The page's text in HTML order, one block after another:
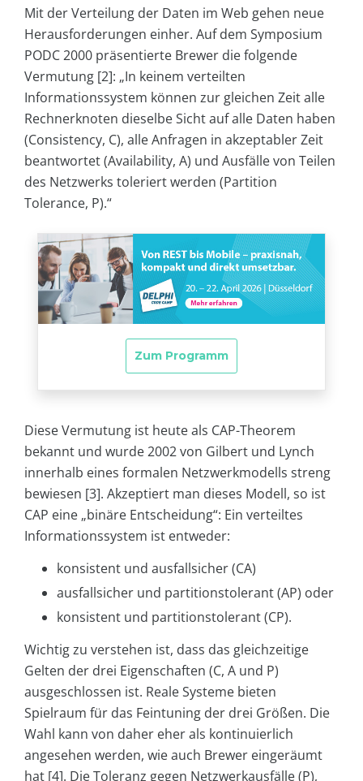
Mit der Verteilung der Daten im Web gehen neue
Herausforderungen einher. Auf dem Symposium
PODC 2000 präsentierte Brewer die folgende
Vermutung [2]: „In keinem verteilten
Informationssystem können zur gleichen Zeit alle
Rechnerknoten dieselbe Sicht auf alle Daten haben
(Consistency, C), alle Anfragen in akzeptabler Zeit
beantwortet (Availability, A) und Ausfälle von Teilen
des Netzwerks toleriert werden (Partition
Tolerance, P).“
Diese Vermutung ist heute als CAP-Theorem
bekannt und wurde 2002 von Gilbert und Lynch
innerhalb eines formalen Netzwerkmodells streng
bewiesen [3]. Akzeptiert man dieses Modell, so ist
CAP eine „binäre Entscheidung“: Ein verteiltes
Informationssystem ist entweder:
konsistent und ausfallsicher (CA)
ausfallsicher und partitionstolerant (AP) oder
konsistent und partitionstolerant (CP).
Wichtig zu verstehen ist, dass das gleichzeitige
Gelten der drei Eigenschaften (C, A und P)
ausgeschlossen ist. Reale Systeme bieten
Spielraum für das Feintuning der drei Größen. Die
Wahl kann von daher eher als kontinuierlich
angesehen werden, wie auch Brewer eingeräumt
hat [4]. Die Toleranz gegen Netzwerkausfälle (P),